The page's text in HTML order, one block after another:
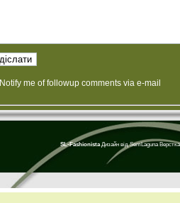
Notify me of followup comments via e-mail
SL-Fashionista Дизайн відSemLaguna